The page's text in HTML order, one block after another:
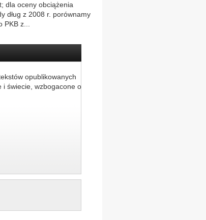
dla oceny obciążenia
dług z 2008 r. porównamy
z...
opublikowanych
i świecie, wzbogacone o